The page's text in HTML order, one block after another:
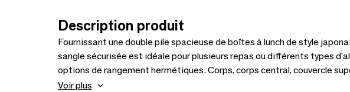
Description produit
Fournissant une double pile spacieuse de boîtes à lunch de style
sangle sécurisée est idéale pour plusieurs repas ou différents types
options de rangement hermétiques. Corps, corps central, couvercle supérieur : 100 % PET recyclé
(polyéthylène téréphtalate) Couvercle intérieur : polypropylène BPA et sans plomb. Passe au micro-
Voir plus